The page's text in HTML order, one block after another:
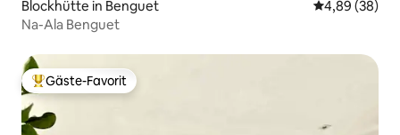
Blockhütte in Benguet
4,89 (38)
Na-Ala Benguet
Beliebter Gäste-Favorit.
Gäste-Favorit